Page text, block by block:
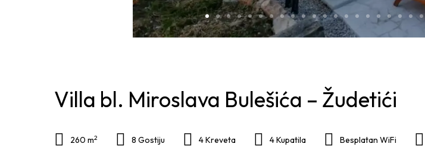
Villa bl. Miroslava Bulešića – Žudetići
260 m2 8 Gostiju 4 Kreveta 4 Kupatila Besplatan WiFi